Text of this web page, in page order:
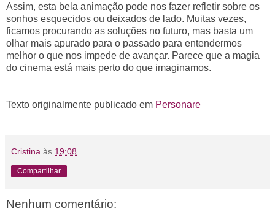
Assim, esta bela animação pode nos fazer refletir sobre os
sonhos esquecidos ou deixados de lado. Muitas vezes,
ficamos procurando as soluções no futuro, mas basta um
olhar mais apurado para o passado para entendermos
melhor o que nos impede de avançar. Parece que a magia
do cinema está mais perto do que imaginamos.
Texto originalmente publicado em Personare
Cristina às 19:08
Compartilhar
Nenhum comentário: